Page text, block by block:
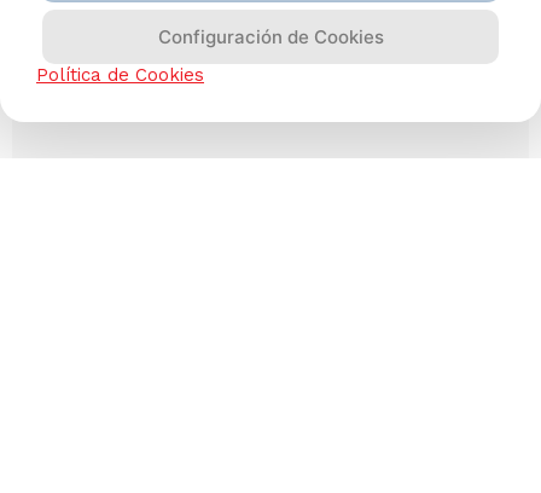
Configuración de Cookies
Política de Cookies